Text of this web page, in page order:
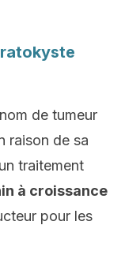
de tumeur
raison de sa
traitement
à croissance
pour les